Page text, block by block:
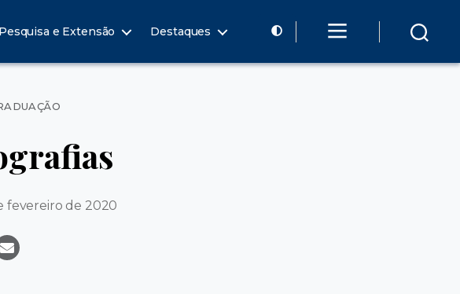
e Extensão Destaques
fevereiro de 2020